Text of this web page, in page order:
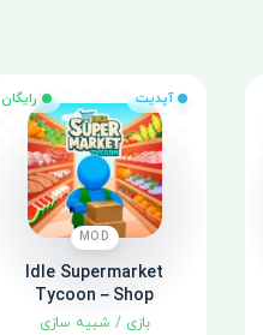
آپدیت رایگان
MOD
Idle Supermarket
Tycoon－Shop
بازی / شبیه سازی